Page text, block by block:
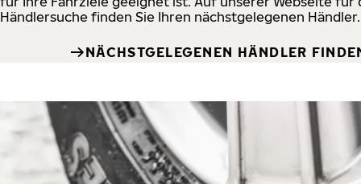
Händlersuche finden Sie Ihren nächstgelegenen Händler.
NÄCHSTGELEGENEN HÄNDLER